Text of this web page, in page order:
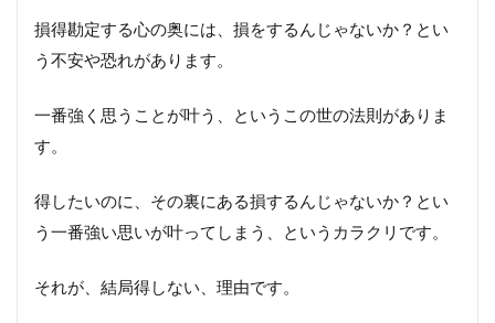
損得勘定する心の奥には、損をするんじゃないか？とい
う不安や恐れがあります。
一番強く思うことが叶う、というこの世の法則がありま
す。
得したいのに、その裏にある損するんじゃないか？とい
う一番強い思いが叶ってしまう、というカラクリです。
それが、結局得しない、理由です。